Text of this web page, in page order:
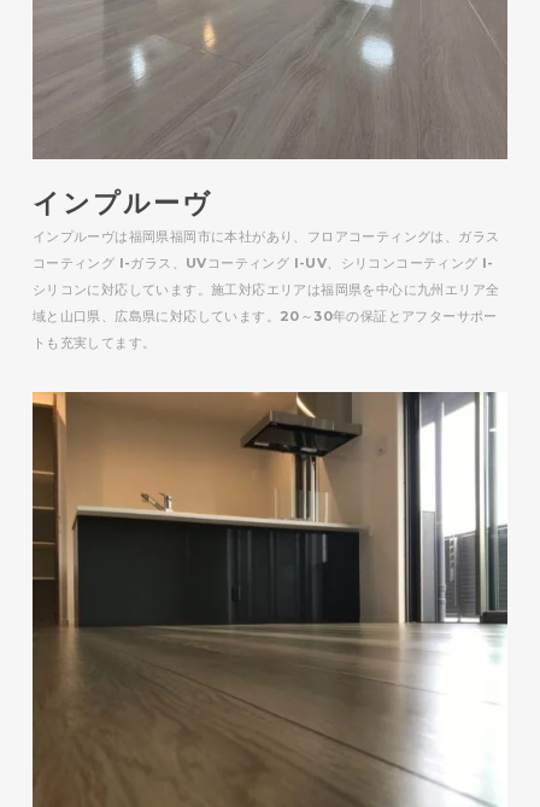
インプルーヴ
インプルーヴは福岡県福岡市に本社があり、フロアコーティングは、ガラス
コーティング I-ガラス、UVコーティング I-UV、シリコンコーティング I-
シリコンに対応しています。施工対応エリアは福岡県を中心に九州エリア全
域と山口県、広島県に対応しています。20～30年の保証とアフターサポー
トも充実してます。